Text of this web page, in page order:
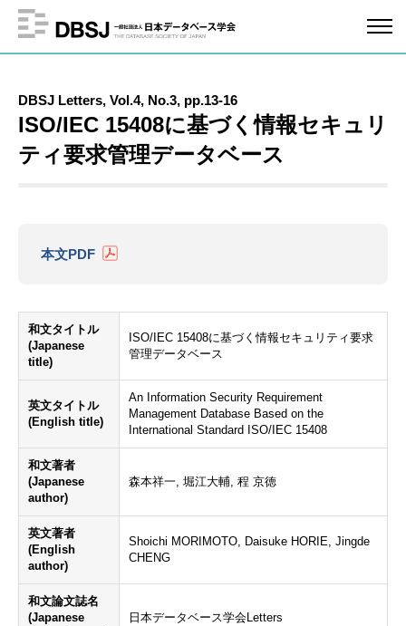
DBSJ Letters, Vol.4, No.3, pp.13-16
ISO/IEC 15408に基づく情報セキュリ
ティ要求管理データベース
本文PDF
和文タイトル
(Japanese
title)
ISO/IEC 15408に基づく情報セキュリティ要求
管理データベース
英文タイトル
(English title)
An Information Security Requirement
Management Database Based on the
International Standard ISO/IEC 15408
和文著者
(Japanese
author)
森本祥一, 堀江大輔, 程 京徳
英文著者
(English
author)
Shoichi MORIMOTO, Daisuke HORIE, Jingde
CHENG
和文論文誌名
(Japanese
日本データベース学会Letters